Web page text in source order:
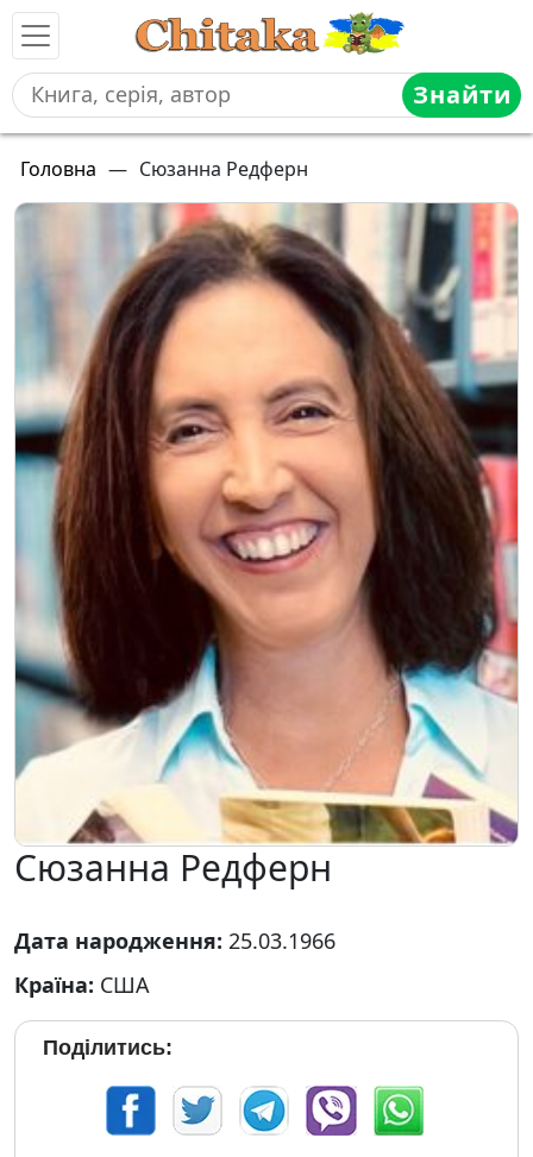
Знайти
Головна — Сюзанна Редферн
Сюзанна Редферн
Дата народження: 25.03.1966
Країна: США
Поділитись: